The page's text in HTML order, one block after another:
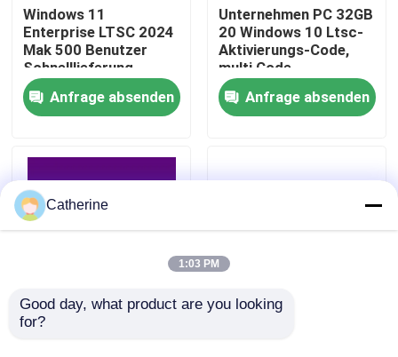
Über uns
Qualitätskontrolle
Neuigkeiten
Bitte um ein Angebot
Windows 11
Enterprise LTSC 2024
Mak 500 Benutzer
Schnelllieferung
Anfrage absenden
Unternehmen PC 32GB
20 Windows 10 Ltsc-
Aktivierungs-Code,
multi Code
Sprachaktivierungs-
Windows 10
Anfrage absenden
Aktivierungs-Code
Catherine
1:03 PM
Good day, what product are you looking
for?